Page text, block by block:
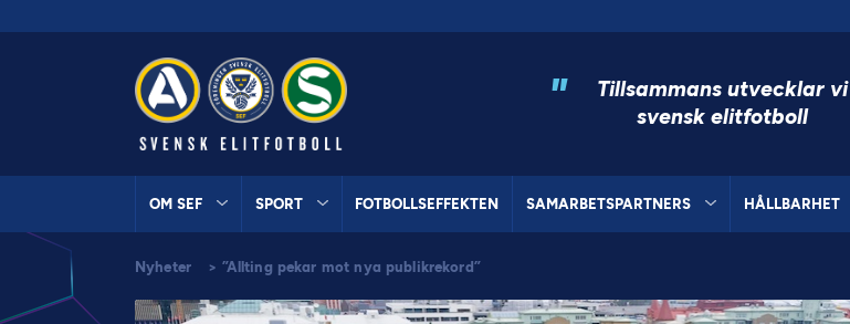
"
Tillsammans utvecklar vi
svensk elitfotboll
OM SEF SPORT FOTBOLLSEFFEKTEN SAMARBETSPARTNERS HÅLLBARHET
Nyheter > ”Allting pekar mot nya publikrekord”